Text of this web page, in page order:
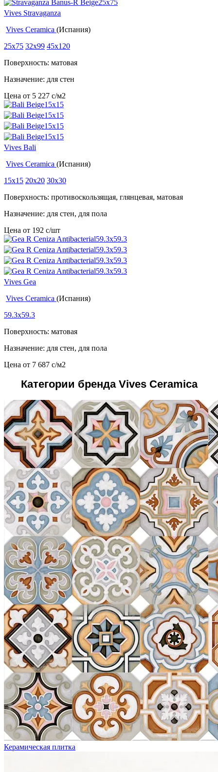
Vives Stravaganza
Vives Ceramica (Испания)
25x75 32x99 45x120
Поверхность: матовая
Назначение: для стен
Цена от 5 227 c/м2
Vives Bali
Vives Ceramica (Испания)
15x15 20x20 30x30
Поверхность: противоскользящая, глянцевая, матовая
Назначение: для стен, для пола
Цена от 192 c/шт
Vives Gea
Vives Ceramica (Испания)
59.3x59.3
Поверхность: матовая
Назначение: для стен, для пола
Цена от 7 687 c/м2
Категории бренда Vives Ceramica
Керамическая плитка